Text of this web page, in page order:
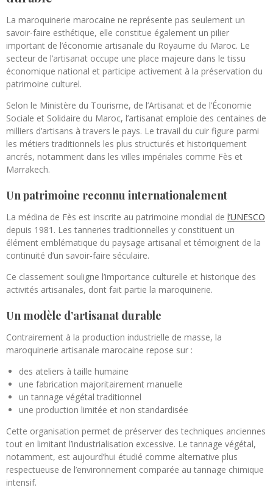
La maroquinerie marocaine ne représente pas seulement un
savoir-faire esthétique, elle constitue également un pilier
important de l’économie artisanale du Royaume du Maroc. Le
secteur de l’artisanat occupe une place majeure dans le tissu
économique national et participe activement à la préservation du
patrimoine culturel.
Selon le Ministère du Tourisme, de l’Artisanat et de l’Économie
Sociale et Solidaire du Maroc, l’artisanat emploie des centaines de
milliers d’artisans à travers le pays. Le travail du cuir figure parmi
les métiers traditionnels les plus structurés et historiquement
ancrés, notamment dans les villes impériales comme Fès et
Marrakech.
Un patrimoine reconnu internationalement
La médina de Fès est inscrite au patrimoine mondial de l’UNESCO
depuis 1981. Les tanneries traditionnelles y constituent un
élément emblématique du paysage artisanal et témoignent de la
continuité d’un savoir-faire séculaire.
Ce classement souligne l’importance culturelle et historique des
activités artisanales, dont fait partie la maroquinerie.
Un modèle d’artisanat durable
Contrairement à la production industrielle de masse, la
maroquinerie artisanale marocaine repose sur :
des ateliers à taille humaine
une fabrication majoritairement manuelle
un tannage végétal traditionnel
une production limitée et non standardisée
Cette organisation permet de préserver des techniques anciennes
tout en limitant l’industrialisation excessive. Le tannage végétal,
notamment, est aujourd’hui étudié comme alternative plus
respectueuse de l’environnement comparée au tannage chimique
intensif.